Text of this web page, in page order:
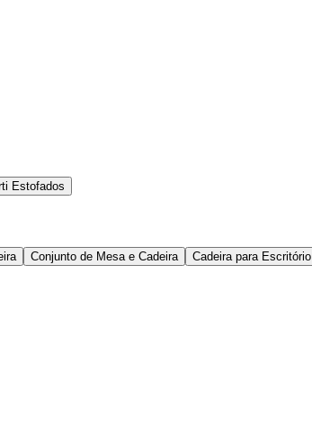
Estofados
Conjunto de Mesa e Cadeira Cadeira para Escritório